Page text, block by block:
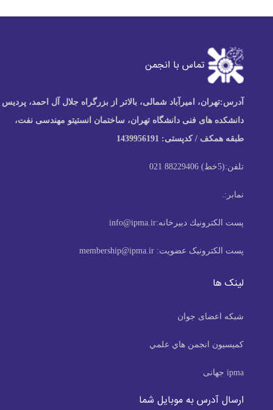
تماس با انجمن
آدرس:تهران، امیرآباد شمالی، بالاتر از بزرگراه جلال آل احمد، پردیس
دانشکده های فنی دانشگاه تهران، ساختمان انستیتو مهندسی نفت،
طبقه همکف / کدپستی: 1439956191
تلفن:(5خط) 88229406 021
نمابر:.
پست الكترونيك دبیرخانه:info@ipma.ir
پست الکترونیک عضویت:membership@ipma.ir
لینک ها
شبکه اعضای جوان
كميسيون انجمن هاي علمي
ipma جهانی
ارسال آدرس به موبایل شما